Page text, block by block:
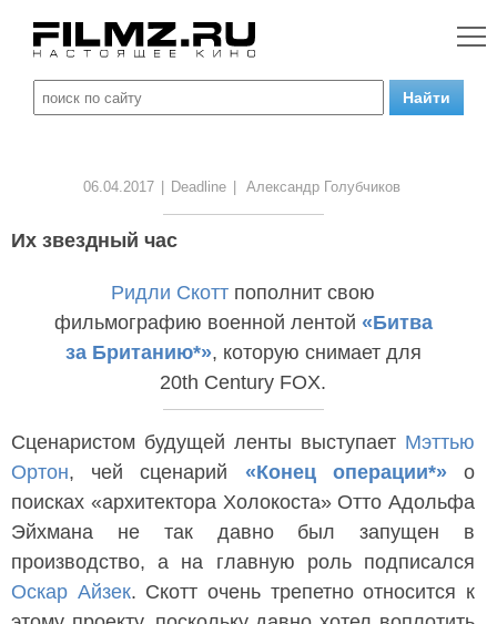
06.04.2017 Deadline Александр Голубчиков
Их звездный час
Ридли Скотт пополнит свою
фильмографию военной лентой «Битва
за Британию*», которую снимает для
20th Century FOX.
Сценаристом будущей ленты выступает Мэттью
Ортон, чей сценарий «Конец операции*»о
поисках «архитектора Холокоста» Отто Адольфа
Эйхмана не так давно был запущен в
производство, а на главную роль подписался
Оскар Айзек. Скотт очень трепетно относится к